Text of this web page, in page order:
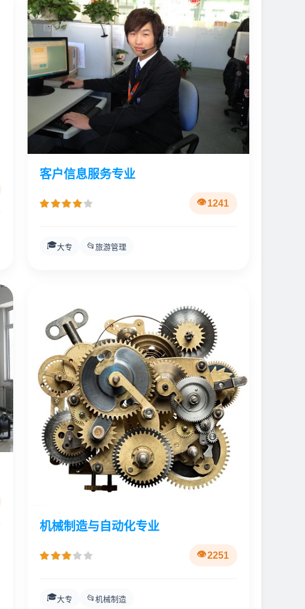
客户信息服务专业
1241
🎓大专 📂 旅游管理
机械制造与自动化专业
2251
🎓大专 📂 机械制造